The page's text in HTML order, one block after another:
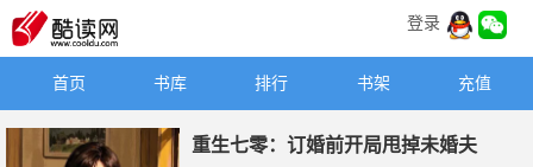
登录
首页 书库 排行 书架 充值
重生七零：订婚前开局甩掉未婚夫